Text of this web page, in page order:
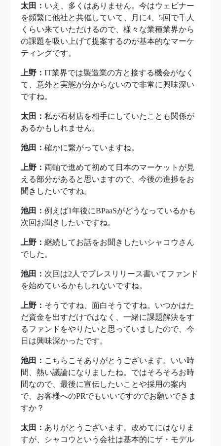
太田： いえ、多くはありません。今はウェビナー
を頻繁に他社と共催していて、月に4、5回で千人
くらい来ていただけるので、様々な業種業界から
の課題を吸い上げて提案するのが基本的なマーケ
ティングです。
上野： IT業界では製造業の方と接する機会がなく
て、意外と実態が分からないので非常に興味深い
ですね。
太田： 私が石材店を相手にしていたことも関係が
あるかもしれません。
池田： 確かに繋がっていますね。
上野： 両軸で進めて初めて日本のマーケットが見
える部分があると思いますので、今後の進捗をお
聞きしたいですね。
池田： 例えば1年後にBPaaSがどうなっているかも
次回お聞きしたいですね。
上野： 継続してお話をお聞きしたいシャコウさん
でした。
池田： 次回は2人でプレスリリース書いてファンド
を始めているかもしれないですね。
上野： そうですね、面白そうですね。いつかはた
だ資金を出すだけではなく、一緒に課題解決をす
るファンドをやりたいと思っていましたので、今
日は興味深かったです。
池田： こちらこそありがとうございます。いい時
間、熱い議論になりましたね。ではそろそろお時
間なので、最後に宣伝したいことや採用の案内
で、お客様へのPRでもいいですのでお願いできま
すか？
太田： ありがとうございます。改めてにはなりま
すが、シャコウという会社は基本的にザ・モデル